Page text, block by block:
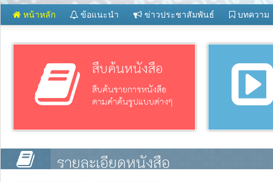
หน้าหลัก ข้อแนะนำ ข่าวประชาสัมพันธ์ บทความ
สืบค้นหนังสือ
สืบค้นรายการหนังสือ
ตามคำค้นรูปแบบต่างๆ
รายละเอียดหนังสือ